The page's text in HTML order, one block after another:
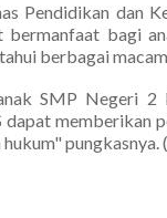
Pendidikan dan
bermanfaat bagi
berbagai
SMP Negeri
dapat memberikan
pungkasnya.